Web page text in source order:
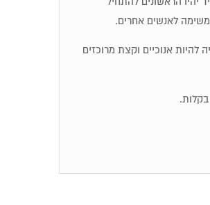
לאנשים אחרים.
להיות אנוכיים וקצת מרוכזים